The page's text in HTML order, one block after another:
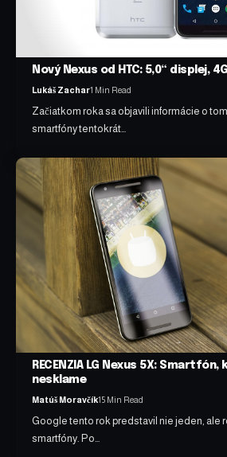
Nový Nexus od HTC: 5,0“ displej,
Lukáš Zachar1 Min Read
Začiatkom roka sa objavili informácie o
smartfóny tentokrát…
RECENZIA LG Nexus 5X:
nesklame
Matúš Moravčík15 Min Read
Google tento rok predstavil nie jeden, ale
smartfóny. Po…